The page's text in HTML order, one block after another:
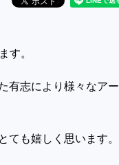
す。
有志により様々なアー
ても嬉しく思います。